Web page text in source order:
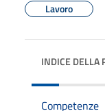
Lavoro
INDICE DELLA
Competenze